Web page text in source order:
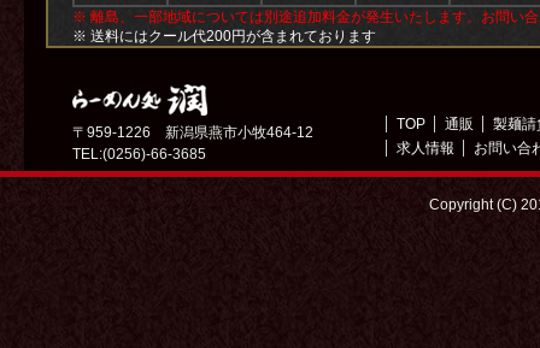
※ 離島、一部地域については別途追加料金が発生いたします。お問い
※ 送料にはクール代200円が含まれております
〒959-1226 新潟県燕市小牧464-12
TEL:(0256)-66-3685
TOP 通販
製麺請
求人情報
お問い合
Copyright (C)